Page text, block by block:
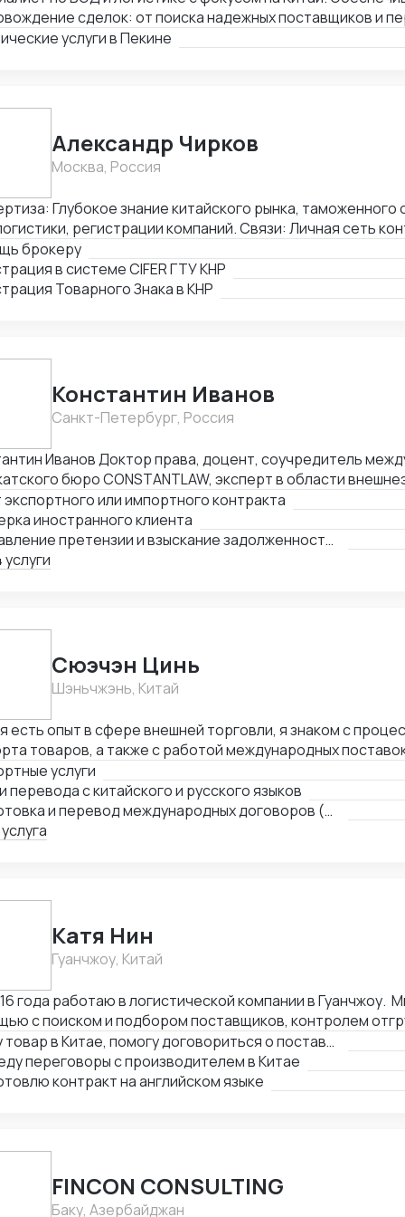
сделок: от поиска надежных поставщиков и
оформления и решения нестандартных задач.
услуги в Пекине
Александр Чирков
Москва, Россия
Глубокое знание китайского рынка,
регистрации компаний. Связи: Личная сеть
органах, банках, правительственных структурах
Ченду, Хайнань), среди крупных корпораций
другие). Достижения: Первым легализовал ввоз иван-
спасал отношения между инвесторами в
брокеру
в системе CIFER ГТУ КНР
Товарного Знака в КНР
Константин Иванов
Санкт-Петербург, Россия
права, доцент, соучредитель международного
бюро CONSTANTLAW, эксперт в области
сопровождения международных сделок и
споров. Международный арбитр
Латвия, международный арбитражный суд IAC / Алматы,
экспортного или импортного контракта
иностранного клиента
Составление претензии и взыскание задолженности с иностранного клиента
Cюэчэн Цинь
Шэньчжэнь, Китай
есть опыт в сфере внешней торговли, я знаком с
товаров, а также с работой международных
с зарубежными партнерами, заключать
связанные с логистикой и таможней. Могу
торговле.
услуги
перевода с китайского и русского языков
Подготовка и перевод международных договоров (русский-китайский)
Катя Нин
Гуанчжоу, Китай
года работаю в логистической компании в Гуанчжоу.
с поиском и подбором поставщиков, контролем
товара. В нашей компании работает более 10
вам помочь по любым вопросам связанным с заказом
Найду товар в Китае, помогу договориться о поставке
переговоры с производителем в Китае
контракт на английском языке
FINCON CONSULTING
Баку, Азербайджан